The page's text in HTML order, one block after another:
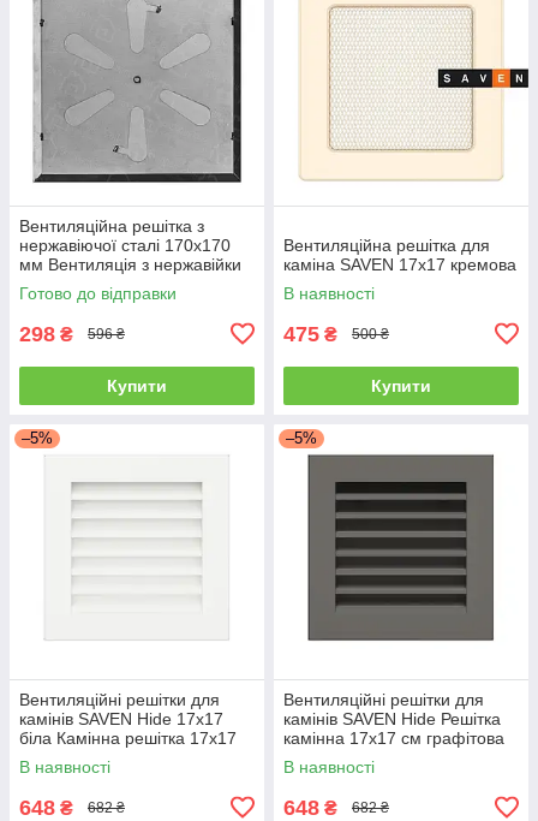
Вентиляційна решітка з
нержавіючої сталі 170x170
мм Вентиляція з нержавійки
для печі
Готово до відправки
298 ₴ 596 ₴
Купити
Вентиляційна решітка для
каміна SAVEN 17х17 кремова
В наявності
475 ₴ 500 ₴
Купити
–5%
Вентиляційні решітки для
камінів SAVEN Hide 17x17
біла Камінна решітка 17х17
см біла
В наявності
648 ₴ 682 ₴
–5%
Вентиляційні решітки для
камінів SAVEN Hide Решітка
камінна 17х17 см графітова
В наявності
648 ₴ 682 ₴